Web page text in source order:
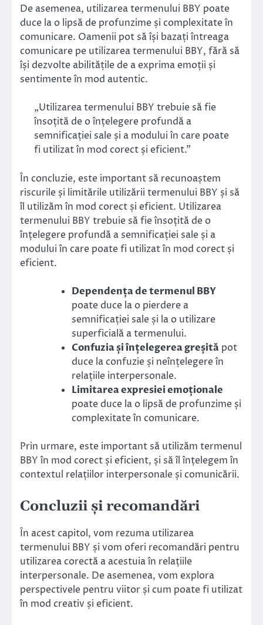
De asemenea, utilizarea termenului BBY poate
duce la o lipsă de profunzime și complexitate în
comunicare. Oamenii pot să își bazați întreaga
comunicare pe utilizarea termenului BBY, fără să
își dezvolte abilitățile de a exprima emoții și
sentimente în mod autentic.
„Utilizarea termenului BBY trebuie să fie
însoțită de o înțelegere profundă a
semnificației sale și a modului în care poate
fi utilizat în mod corect și eficient.”
În concluzie, este important să recunoaștem
riscurile și limitările utilizării termenului BBY și să
îl utilizăm în mod corect și eficient. Utilizarea
termenului BBY trebuie să fie însoțită de o
înțelegere profundă a semnificației sale și a
modului în care poate fi utilizat în mod corect și
eficient.
Dependența de termenul BBY
poate duce la o pierdere a
semnificației sale și la o utilizare
superficială a termenului.
Confuzia și înțelegerea greșită pot
duce la confuzie și neînțelegere în
relațiile interpersonale.
Limitarea expresiei emoționale
poate duce la o lipsă de profunzime și
complexitate în comunicare.
Prin urmare, este important să utilizăm termenul
BBY în mod corect și eficient, și să îl înțelegem în
contextul relațiilor interpersonale și comunicării.
Concluzii și recomandări
În acest capitol, vom rezuma utilizarea
termenului BBY și vom oferi recomandări pentru
utilizarea corectă a acestuia în relațiile
interpersonale. De asemenea, vom explora
perspectivele pentru viitor și cum poate fi utilizat
în mod creativ și eficient.